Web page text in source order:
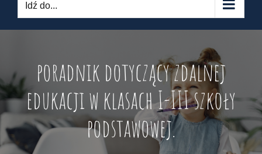
Idź do...
poradnik dotyczący zdalnej
edukacji w klasach I-III szkoły
podstawowej.